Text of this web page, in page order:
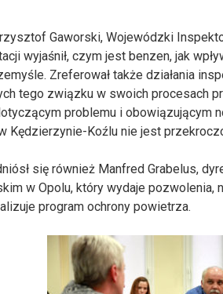
Gaworski, Wojewódzki
wyjaśnił, czym jest benzen, jak
Zreferował także działania
tego związku w swoich procesach
problemu i obowiązującym
Kędzierzynie-Koźlu nie jest
się również Manfred Grabelus,
w Opolu, który wydaje pozwolenia,
program ochrony powietrza.